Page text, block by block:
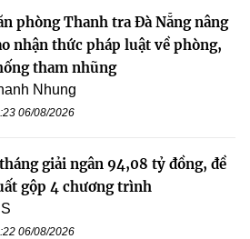
phòng Thanh tra Đà Nẵng nâng
nhận thức pháp luật về phòng,
tham nhũng
Nhung
06/08/2026
giải ngân 94,08 tỷ đồng, đề
gộp 4 chương trình
06/08/2026